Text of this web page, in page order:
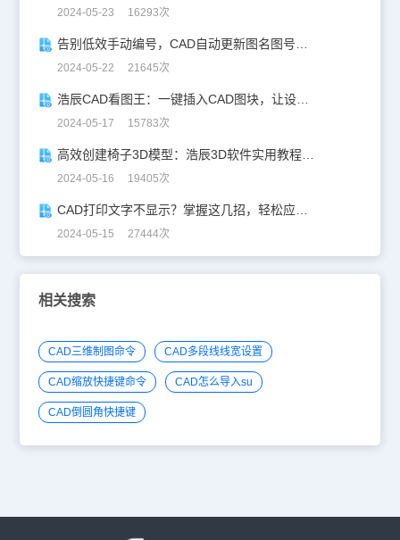
2024-05-23 16293次
告别低效手动编号，CAD自动更新图名图号轻松搞定！
2024-05-22 21645次
浩辰CAD看图王：一键插入CAD图块，让设计更高效！
2024-05-17 15783次
高效创建椅子3D模型：浩辰3D软件实用教程分享！
2024-05-16 19405次
CAD打印文字不显示？掌握这几招，轻松应对！
2024-05-15 27444次
相关搜索
CAD三维制图命令 CAD多段线线宽设置
CAD缩放快捷键命令 CAD怎么导入su
CAD倒圆角快捷键